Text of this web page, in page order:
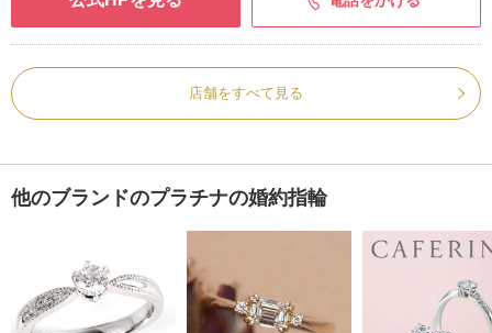
店舗をすべて見る
他のブランドのプラチナの婚約指輪